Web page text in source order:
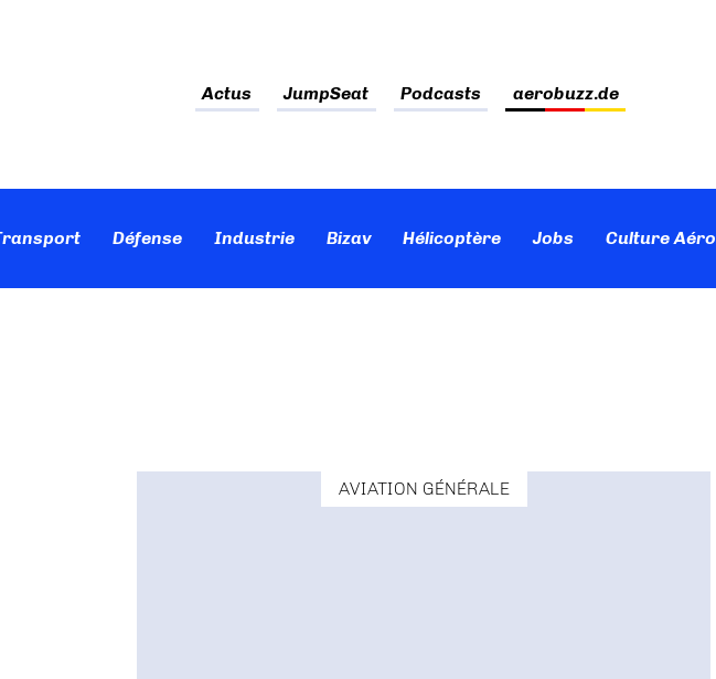
Actus JumpSeat Podcasts aerobuzz.de
Défense Industrie Bizav Hélicoptère Jobs Culture Aéro
AVIATION GÉNÉRALE